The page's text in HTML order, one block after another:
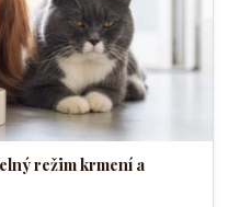
režim krmení a